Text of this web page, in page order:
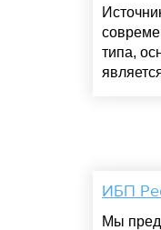
типа,
ИБП
Мы